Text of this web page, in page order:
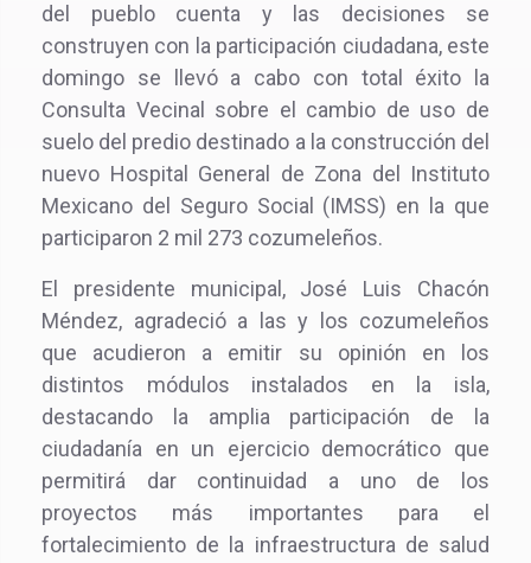
del pueblo cuenta y las decisiones se
construyen con la participación ciudadana, este
domingo se llevó a cabo con total éxito la
Consulta Vecinal sobre el cambio de uso de
suelo del predio destinado a la construcción del
nuevo Hospital General de Zona del Instituto
Mexicano del Seguro Social (IMSS) en la que
participaron 2 mil 273 cozumeleños.
El presidente municipal, José Luis Chacón
Méndez, agradeció a las y los cozumeleños
que acudieron a emitir su opinión en los
distintos módulos instalados en la isla,
destacando la amplia participación de la
ciudadanía en un ejercicio democrático que
permitirá dar continuidad a uno de los
proyectos más importantes para el
fortalecimiento de la infraestructura de salud